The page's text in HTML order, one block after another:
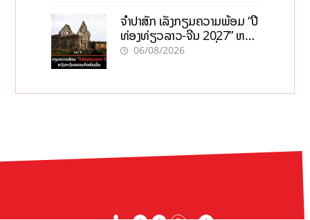
ຈຳປາສັກ ເລັ່ງກຽມຄວາມພ້ອມ “ປີ
ທ່ອງທ່ຽວລາວ-ຈີນ 2027” ຫວັງ
ກະຕຸ້ນເສດຖະກິດທ້ອງຖິ່ນ
06/08/2026